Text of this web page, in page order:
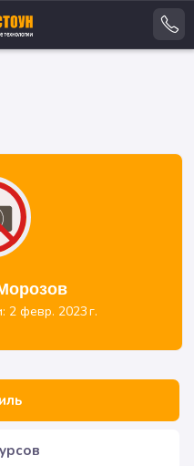
2 февр. 2023 г.